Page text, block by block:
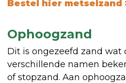
Bestel hier metselzand
Ophoogzand
Dit is ongezeefd zand wat
verschillende namen
of stopzand. Aan